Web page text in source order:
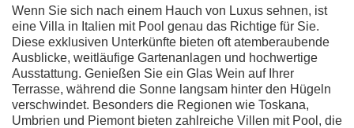
Wenn Sie sich nach einem Hauch von Luxus sehnen, ist
eine Villa in Italien mit Pool genau das Richtige für Sie.
Diese exklusiven Unterkünfte bieten oft atemberaubende
Ausblicke, weitläufige Gartenanlagen und hochwertige
Ausstattung. Genießen Sie ein Glas Wein auf Ihrer
Terrasse, während die Sonne langsam hinter den Hügeln
verschwindet. Besonders die Regionen wie Toskana,
Umbrien und Piemont bieten zahlreiche Villen mit Pool, die